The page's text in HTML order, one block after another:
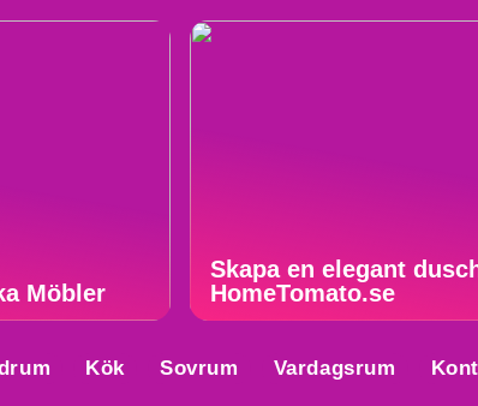
Möbler
Skapa en elegant
HomeTomato.se
Kök Sovrum Vardagsrum